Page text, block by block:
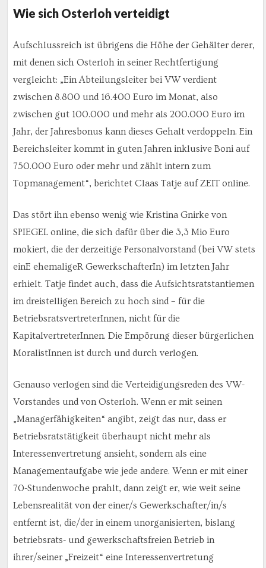
Wie sich Osterloh verteidigt
Aufschlussreich ist übrigens die Höhe der Gehälter derer,
mit denen sich Osterloh in seiner Rechtfertigung
vergleicht: „Ein Abteilungsleiter bei VW verdient
zwischen 8.800 und 16.400 Euro im Monat, also
zwischen gut 100.000 und mehr als 200.000 Euro im
Jahr, der Jahresbonus kann dieses Gehalt verdoppeln. Ein
Bereichsleiter kommt in guten Jahren inklusive Boni auf
750.000 Euro oder mehr und zählt intern zum
Topmanagement“, berichtet Claas Tatje auf ZEIT online.
Das stört ihn ebenso wenig wie Kristina Gnirke von
SPIEGEL online, die sich dafür über die 3,3 Mio Euro
mokiert, die der derzeitige Personalvorstand (bei VW stets
einE ehemaligeR GewerkschafterIn) im letzten Jahr
erhielt. Tatje findet auch, dass die Aufsichtsratstantiemen
im dreistelligen Bereich zu hoch sind – für die
BetriebsratsvertreterInnen, nicht für die
KapitalvertreterInnen. Die Empörung dieser bürgerlichen
MoralistInnen ist durch und durch verlogen.
Genauso verlogen sind die Verteidigungsreden des VW-
Vorstandes und von Osterloh. Wenn er mit seinen
„Managerfähigkeiten“ angibt, zeigt das nur, dass er
Betriebsratstätigkeit überhaupt nicht mehr als
Interessenvertretung ansieht, sondern als eine
Managementaufgabe wie jede andere. Wenn er mit einer
70-Stundenwoche prahlt, dann zeigt er, wie weit seine
Lebensrealität von der einer/s Gewerkschafter/in/s
entfernt ist, die/der in einem unorganisierten, bislang
betriebsrats- und gewerkschaftsfreien Betrieb in
ihrer/seiner „Freizeit“ eine Interessenvertretung